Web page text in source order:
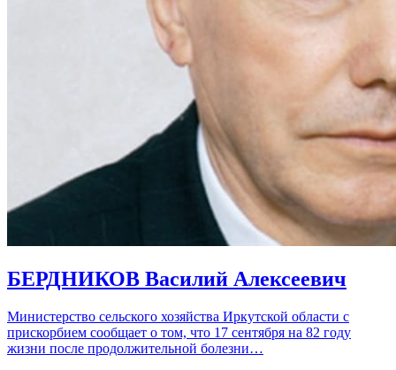
БЕРДНИКОВ Василий Алексеевич
Министерство сельского хозяйства Иркутской области с
прискорбием сообщает о том, что 17 сентября на 82 году
жизни после продолжительной болезни…